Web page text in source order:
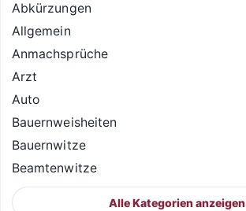
Abkürzungen
Allgemein
Anmachsprüche
Arzt
Auto
Bauernweisheiten
Bauernwitze
Beamtenwitze
Alle Kategorien anzeigen